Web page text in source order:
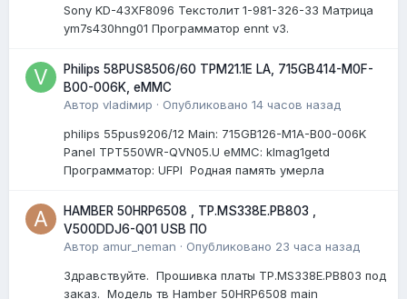
Sony KD-43XF8096 Текстолит 1-981-326-33 Матрица
ym7s430hng01 Программатор ennt v3.
Philips 58PUS8506/60 TPM21.1E LA, 715GB414-M0F-
B00-006K, eMMC
Автор vladiмир · Опубликовано 14 часов назад
philips 55pus9206/12 Мain: 715GB126-M1A-B00-006K
Panel TPT550WR-QVN05.U eMMC: klmag1getd
Программатор: UFPI Родная память умерла
HAMBER 50HRP6508 , TP.MS338E.PB803 ,
V500DDJ6-Q01 USB ПО
Автор amur_neman · Опубликовано 23 часа назад
Здравствуйте. Прошивка платы TP.MS338E.PB803 под
заказ. Модель тв Hamber 50HRP6508 main